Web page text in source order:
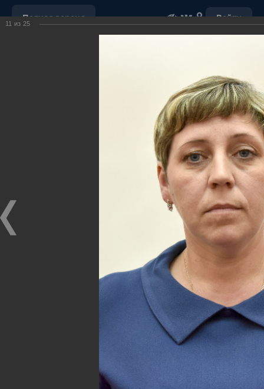
Полная версия Войти
ВИДЕО
Ханты-Мансийский район,
официальный сайт
администрации
.
11 из 25